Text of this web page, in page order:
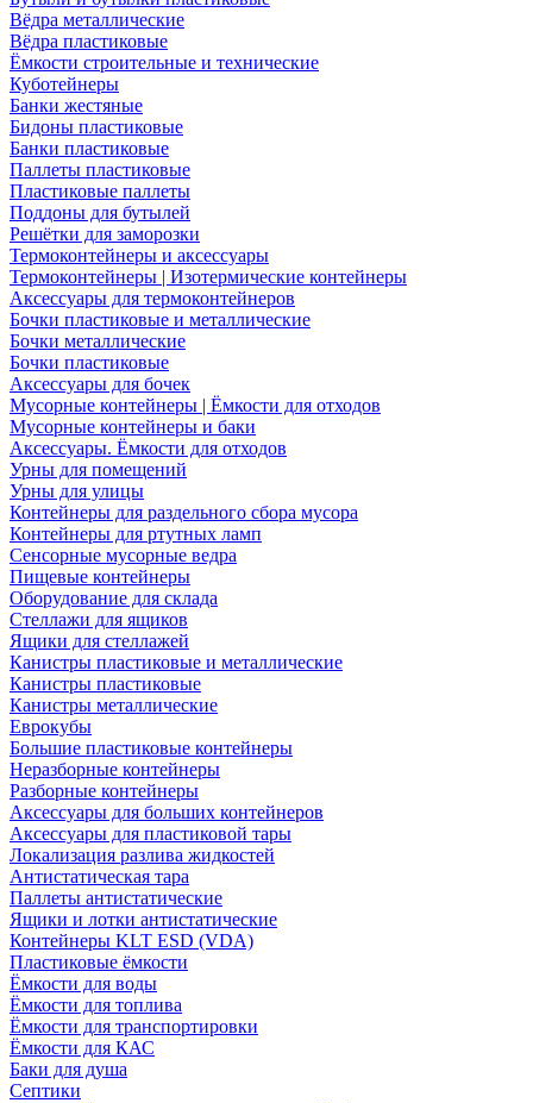
Вёдра металлические
Вёдра пластиковые
Ёмкости строительные и технические
Куботейнеры
Банки жестяные
Бидоны пластиковые
Банки пластиковые
Паллеты пластиковые
Пластиковые паллеты
Поддоны для бутылей
Решётки для заморозки
Термоконтейнеры и аксессуары
Термоконтейнеры | Изотермические контейнеры
Аксессуары для термоконтейнеров
Бочки пластиковые и металлические
Бочки металлические
Бочки пластиковые
Аксессуары для бочек
Мусорные контейнеры | Ёмкости для отходов
Мусорные контейнеры и баки
Аксессуары. Ёмкости для отходов
Урны для помещений
Урны для улицы
Контейнеры для раздельного сбора мусора
Контейнеры для ртутных ламп
Сенсорные мусорные ведра
Пищевые контейнеры
Оборудование для склада
Стеллажи для ящиков
Ящики для стеллажей
Канистры пластиковые и металлические
Канистры пластиковые
Канистры металлические
Еврокубы
Большие пластиковые контейнеры
Неразборные контейнеры
Разборные контейнеры
Аксессуары для больших контейнеров
Аксессуары для пластиковой тары
Локализация разлива жидкостей
Антистатическая тара
Паллеты антистатические
Ящики и лотки антистатические
Контейнеры KLT ESD (VDA)
Пластиковые ёмкости
Ёмкости для воды
Ёмкости для топлива
Ёмкости для транспортировки
Ёмкости для КАС
Баки для душа
Септики